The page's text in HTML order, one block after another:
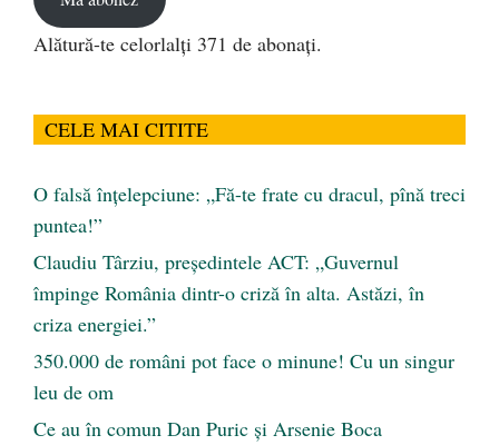
Alătură-te celorlalți 371 de abonați.
CELE MAI CITITE
O falsă înțelepciune: „Fă-te frate cu dracul, pînă treci
puntea!”
Claudiu Târziu, președintele ACT: „Guvernul
împinge România dintr-o criză în alta. Astăzi, în
criza energiei.”
350.000 de români pot face o minune! Cu un singur
leu de om
Ce au în comun Dan Puric şi Arsenie Boca